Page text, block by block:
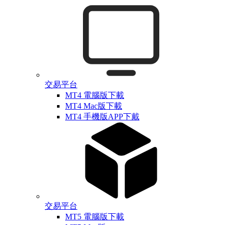
交易平台
MT4 電腦版下載
MT4 Mac版下載
MT4 手機版APP下戴
交易平台
MT5 電腦版下載